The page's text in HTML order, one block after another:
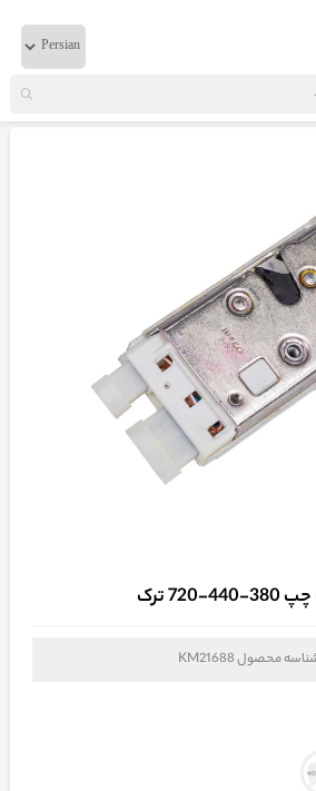
قفل مرکزی برقی درب چپ 380-440-720 ترک
ترک
محصولKM21688